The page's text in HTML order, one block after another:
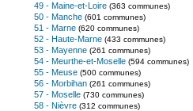
49 - Maine-et-Loire (363 communes)
50 - Manche (601 communes)
51 - Marne (620 communes)
52 - Haute-Marne (433 communes)
53 - Mayenne (261 communes)
54 - Meurthe-et-Moselle (594 communes)
55 - Meuse (500 communes)
56 - Morbihan (261 communes)
57 - Moselle (730 communes)
58 - Nièvre (312 communes)